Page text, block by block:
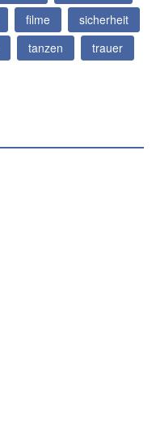
filme
sicherheit
tanzen
trauer